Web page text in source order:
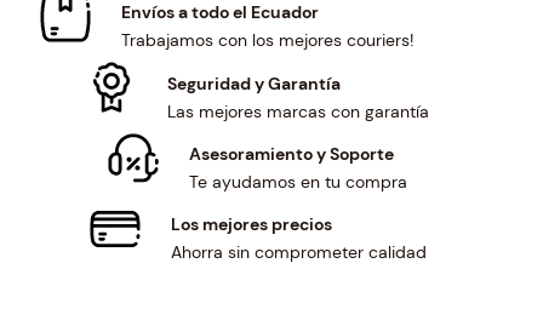
Envíos a todo el Ecuador
Trabajamos con los mejores couriers!
Seguridad y Garantía
Las mejores marcas con garantía
Asesoramiento y Soporte
Te ayudamos en tu compra
Los mejores precios
Ahorra sin comprometer calidad